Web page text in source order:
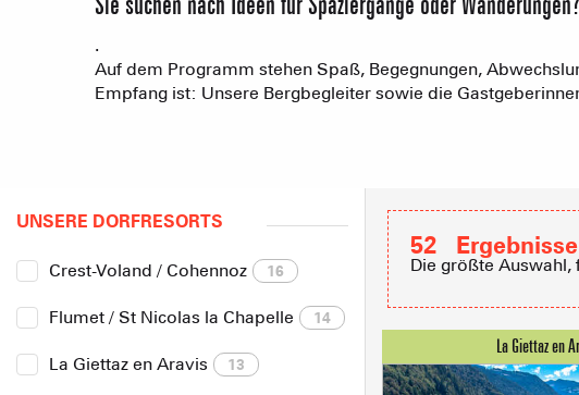
Sie suchen nach Ideen für Spaziergänge oder Wanderungen?
.
Auf dem Programm stehen Spaß, Begegnungen,
Empfang ist: Unsere Bergbegleiter sowie die
UNSERE DORFRESORTS
Crest-Voland / Cohennoz 16
Flumet / St Nicolas la Chapelle 14
La Giettaz en Aravis 13
52 Ergebnisse
Die größte